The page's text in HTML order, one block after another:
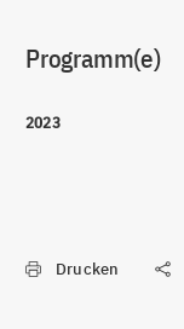
Programm(e)
2023
Drucken